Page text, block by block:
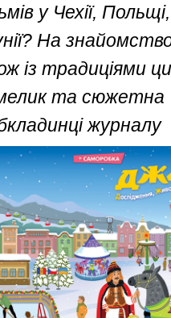
у Чехії, Польщі,
На
із традиціями
та сюжетна
журналу